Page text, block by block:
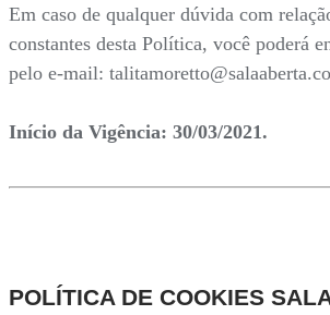
Em caso de qualquer dúvida com
constantes desta Política, você poderá
pelo e-mail:
Início da Vigência: 30/03/2021.
POLÍTICA DE COOKIES